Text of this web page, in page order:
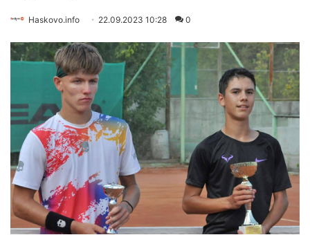
Haskovo.info 22.09.2023 10:28 0